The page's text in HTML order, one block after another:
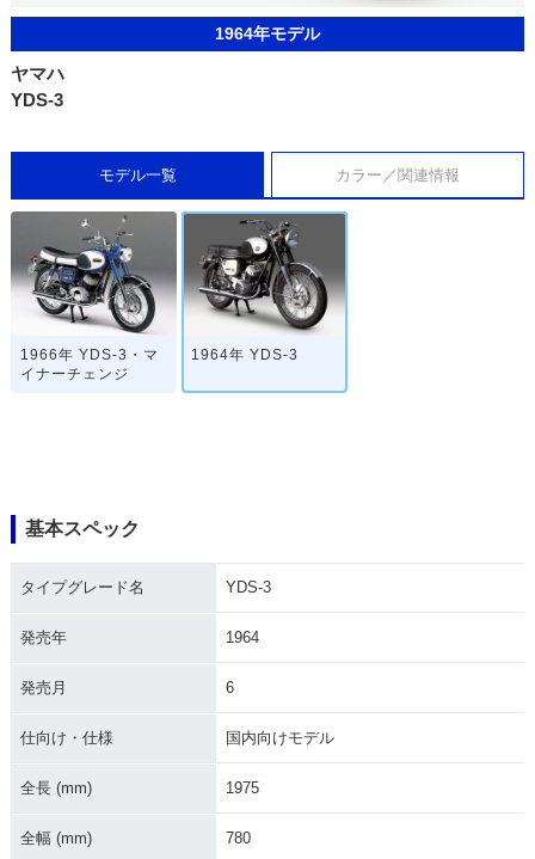
1964年モデル
ヤマハ
YDS-3
モデル一覧 カラー／関連情報
1966年 YDS-3・マ
イナーチェンジ
1964年 YDS-3
基本スペック
タイプグレード名 YDS-3
発売年 1964
発売月 6
仕向け・仕様 国内向けモデル
全長 (mm) 1975
全幅 (mm) 780